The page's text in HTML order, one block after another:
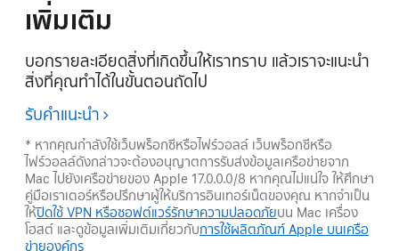
เพิ่มเติม
บอกรายละเอียดสิ่งที่เกิดขึ้นให้เราทราบ แล้วเราจะแนะนำ
สิ่งที่คุณทำได้ในขั้นตอนถัดไป
รับคำแนะนำ
* หากคุณกำลังใช้เว็บพร็อกซีหรือไฟร์วอลล์ เว็บพร็อกซีหรือ
ไฟร์วอลล์ดังกล่าวจะต้องอนุญาตการรับส่งข้อมูลเครือข่ายจาก
Mac ไปยังเครือข่ายของ Apple 17.0.0.0/8 หากคุณไม่แน่ใจ ให้ศึกษา
คู่มือเราเตอร์หรือปรึกษาผู้ให้บริการอินเทอร์เน็ตของคุณ หากจำเป็น
ให้ปิดใช้ VPN หรือซอฟต์แวร์รักษาความปลอดภัยบน Mac เครื่อง
โฮสต์ และดูข้อมูลเพิ่มเติมเกี่ยวกับการใช้ผลิตภัณฑ์ Apple บนเครือ
ข่ายองค์กร